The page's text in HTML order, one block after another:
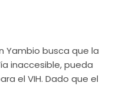
Yambio busca que la
inaccesible, pueda
el VIH. Dado que el